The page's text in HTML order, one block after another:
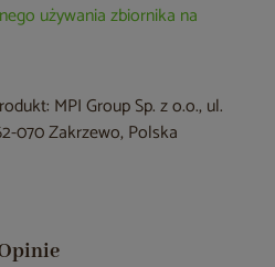
używania zbiornika na
MPI Group Sp. z o.o., ul.
070 Zakrzewo, Polska